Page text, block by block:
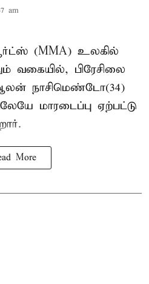
am
(MMA) உலகில்
வகையில், பிரேசிலை
நாசிமெண்டோ(34)
மாரடைப்பு ஏற்பட்டு
More